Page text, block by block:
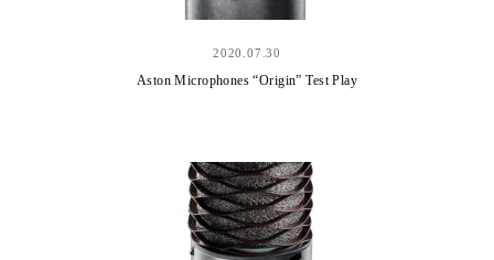
2020.07.30
Aston Microphones “Origin” Test Play